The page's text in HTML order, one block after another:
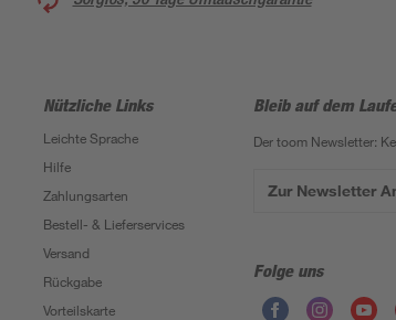
Nützliche Links
Leichte Sprache
Hilfe
Zahlungsarten
Bestell- & Lieferservices
Versand
Rückgabe
Vorteilskarte
Bleib auf dem
Der toom Newsletter:
Zur Newsletter
Folge uns